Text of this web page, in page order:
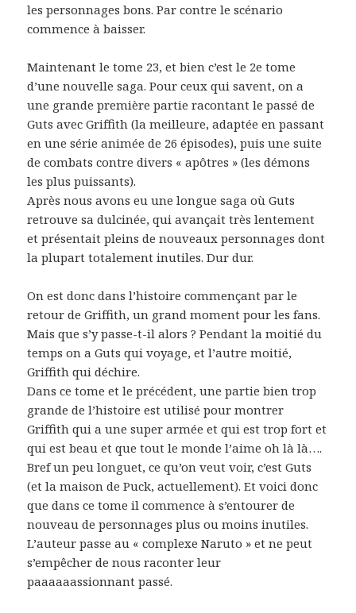
les personnages bons. Par contre le scénario
commence à baisser.
Maintenant le tome 23, et bien c’est le 2e tome
d’une nouvelle saga. Pour ceux qui savent, on a
une grande première partie racontant le passé de
Guts avec Griffith (la meilleure, adaptée en passant
en une série animée de 26 épisodes), puis une suite
de combats contre divers « apôtres » (les démons
les plus puissants).
Après nous avons eu une longue saga où Guts
retrouve sa dulcinée, qui avançait très lentement
et présentait pleins de nouveaux personnages dont
la plupart totalement inutiles. Dur dur.
On est donc dans l’histoire commençant par le
retour de Griffith, un grand moment pour les fans.
Mais que s’y passe-t-il alors ? Pendant la moitié du
temps on a Guts qui voyage, et l’autre moitié,
Griffith qui déchire.
Dans ce tome et le précédent, une partie bien trop
grande de l’histoire est utilisé pour montrer
Griffith qui a une super armée et qui est trop fort et
qui est beau et que tout le monde l’aime oh là là….
Bref un peu longuet, ce qu’on veut voir, c’est Guts
(et la maison de Puck, actuellement). Et voici donc
que dans ce tome il commence à s’entourer de
nouveau de personnages plus ou moins inutiles.
L’auteur passe au « complexe Naruto » et ne peut
s’empêcher de nous raconter leur
paaaaaassionnant passé.